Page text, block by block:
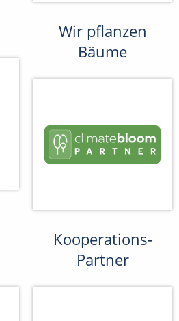
Wir pflanzen
Bäume
Kooperations-
Partner